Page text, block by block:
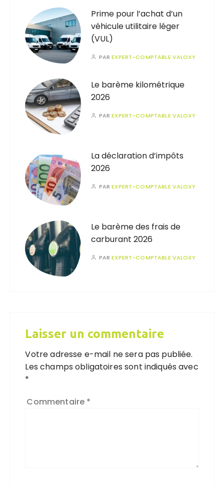
Prime pour l’achat d’un
véhicule utilitaire léger
(VUL)
PAREXPERT-COMPTABLE VALOXY
Le barème kilométrique
2026
PAREXPERT-COMPTABLE VALOXY
La déclaration d’impôts
2026
PAREXPERT-COMPTABLE VALOXY
Le barème des frais de
carburant 2026
PAREXPERT-COMPTABLE VALOXY
Laisser un commentaire
Votre adresse e-mail ne sera pas publiée.
Les champs obligatoires sont indiqués avec
*
Commentaire *